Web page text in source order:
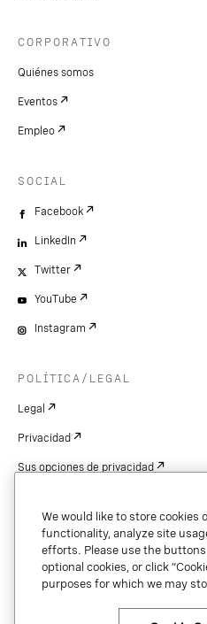
CORPORATIVO
Quiénes somos
Eventos
Empleo
SOCIAL
Facebook
LinkedIn
Twitter
YouTube
Instagram
POLÍTICA/LEGAL
Legal
Privacidad
Sus opciones de privacidad
Patentes
Derechos de autor
Seguridad y confianza
We would like to store cookies
functionality, analyze site
efforts. Please use the buttons
optional cookies, or click
purposes for which we may